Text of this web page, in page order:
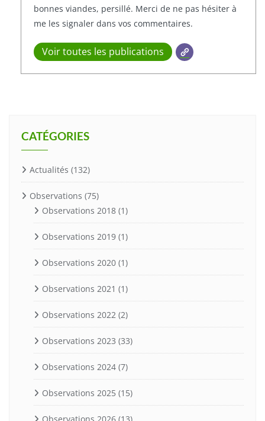
bonnes viandes, persillé. Merci de ne pas hésiter à
me les signaler dans vos commentaires.
Voir toutes les publications
CATÉGORIES
Actualités (132)
Observations (75)
Observations 2018 (1)
Observations 2019 (1)
Observations 2020 (1)
Observations 2021 (1)
Observations 2022 (2)
Observations 2023 (33)
Observations 2024 (7)
Observations 2025 (15)